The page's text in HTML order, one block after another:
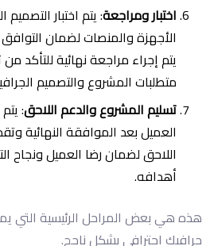
اختبار ومراجعة: يتم اختبار
الأجهزة والمنصات لضمان التوافق
يتم إجراء مراجعة نهائية للتأكد
متطلبات المشروع والتصميم
تسليم المشروع والدعم اللاحق:
العميل بعد الموافقة النهائية
اللاحق لضمان رضا العميل ونجاح
أهدافه.
هذه هي بعض المراحل الرئيسية التي
جرافيك احترافي بشكل ناجح.